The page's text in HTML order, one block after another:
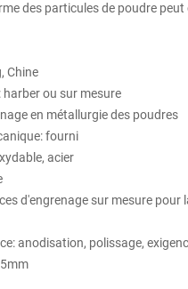
des particules de poudre
Chine
ou sur mesure
en métallurgie des poudres
fourni
acier
d'engrenage sur mesure pour
anodisation, polissage,